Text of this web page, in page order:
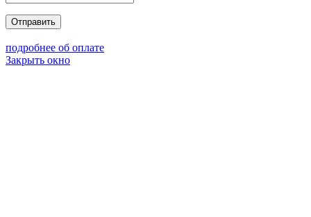
Отправить
подробнее об оплате
Закрыть окно